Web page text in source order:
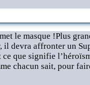
le masque !Plus
il devra affronter un
que signifie
chacun sait, pour